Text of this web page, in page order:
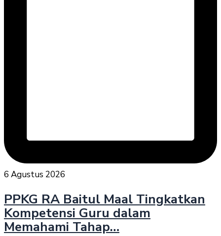
6 Agustus 2026
PPKG RA Baitul Maal Tingkatkan
Kompetensi Guru dalam
Memahami Tahap…